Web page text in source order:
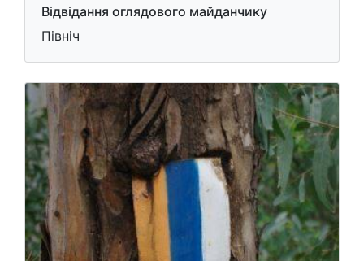
Відвідання оглядового майданчику
Північ